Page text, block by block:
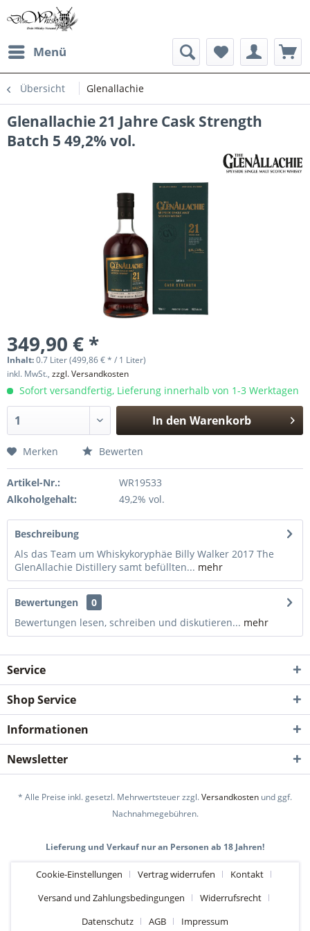
Menü
Übersicht Glenallachie
Glenallachie 21 Jahre Cask Strength
Batch 5 49,2% vol.
349,90 € *
Inhalt:0.7 Liter (499,86 € * / 1 Liter)
inkl. MwSt., zzgl. Versandkosten
Sofort versandfertig, Lieferung innerhalb von 1-3 Werktagen
In den Warenkorb
Merken Bewerten
Artikel-Nr.:
WR19533
Alkoholgehalt:
49,2% vol.
Beschreibung
Als das Team um Whiskykoryphäe Billy Walker 2017 The
GlenAllachie Distillery samt befüllten... mehr
Bewertungen
0
Bewertungen lesen, schreiben und diskutieren... mehr
Service
Shop Service
Informationen
Newsletter
* Alle Preise inkl. gesetzl. Mehrwertsteuer zzgl.Versandkosten und ggf.
Nachnahmegebühren.
Lieferung und Verkauf nur an Personen ab 18 Jahren!
Cookie-Einstellungen Vertrag widerrufen
Kontakt
Versand und Zahlungsbedingungen
Widerrufsrecht
Datenschutz
AGB Impressum